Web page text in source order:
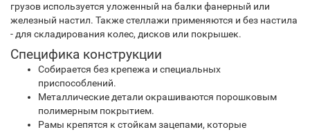
грузов используется уложенный на балки фанерный или
железный настил. Также стеллажи применяются и без настила
- для складирования колес, дисков или покрышек.
Специфика конструкции
Собирается без крепежа и специальных
приспособлений.
Металлические детали окрашиваются порошковым
полимерным покрытием.
Рамы крепятся к стойкам зацепами, которые